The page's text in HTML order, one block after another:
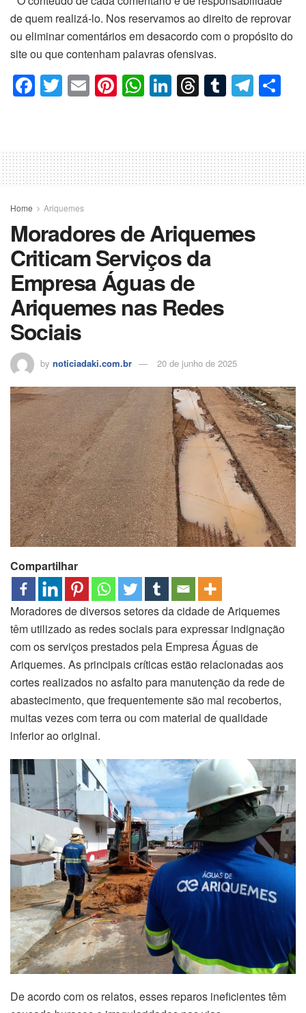
de quem realizá-lo. Nos reservamos ao direito de reprovar
ou eliminar comentários em desacordo com o propósito do
site ou que contenham palavras ofensivas.
F
a
e
b
o
o
k
T
wi
er
E
m
Pi
nt
e
st
W
h
s
A
p
Li
n
e
dI
n
T
hr
a
d
s
T
u
bl
r
T
el
gr
a
m
p
ar
til
Home Ariquemes
Moradores de Ariquemes
Criticam Serviços da
Empresa Águas de
Ariquemes nas Redes
Sociais
by noticiadaki.com.br 20 de junho de 2025
Compartilhar
Moradores de diversos setores da cidade de Ariquemes
têm utilizado as redes sociais para expressar indignação
com os serviços prestados pela Empresa Águas de
Ariquemes. As principais críticas estão relacionadas aos
cortes realizados no asfalto para manutenção da rede de
abastecimento, que frequentemente são mal recobertos,
muitas vezes com terra ou com material de qualidade
inferior ao original.
De acordo com os relatos, esses reparos ineficientes têm